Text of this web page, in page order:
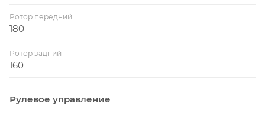
Ротор передний
180
Ротор задний
160
Рулевое управление